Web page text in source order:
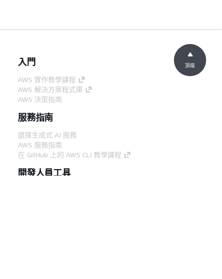
入門
AWS 實作教學課程
AWS 解決方案程式庫
AWS 決策指南
服務指南
選擇生成式 AI 服務
AWS 服務指南
在 GitHub 上的 AWS CLI 教學課程
開發人員工具
頂端